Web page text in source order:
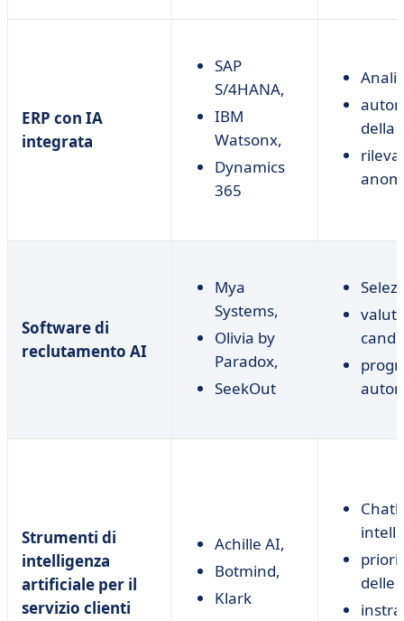
ERP con IA
integrata
SAP
S/4HANA,
IBM
Watsonx,
Dynamics
365
della
Software di
reclutamento AI
Mya
Systems,
Olivia by
Paradox,
SeekOut
Strumenti di
intelligenza
artificiale per il
servizio clienti
Achille AI,
Botmind,
Klark
delle